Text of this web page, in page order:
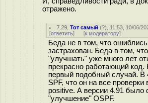
отражено.
7.29 ,Тот самый (?), 11:53, 10/06/
[ответить] [к модератору]
Беда не в том, что ошиблись
застрахован. Беда в том,
"улучшать" уже много лет
прекрасно работающий код.
первый подобный случай. В
SPF, что он на все
positive. А версии 4.91 было
"улучшение" OSPF.